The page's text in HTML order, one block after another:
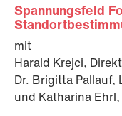
Spannungsfeld
mit
Harald Krejci,
Dr. Brigitta
und Katharina